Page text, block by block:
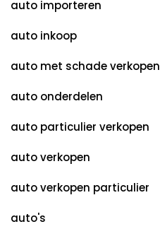
auto importeren
auto inkoop
auto met schade verkopen
auto onderdelen
auto particulier verkopen
auto verkopen
auto verkopen particulier
auto's